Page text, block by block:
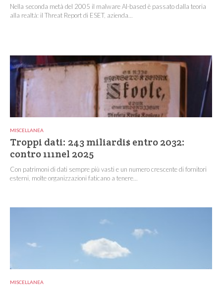
Nella seconda metà del 2005 il malware AI-based è passato dalla teoria
alla realtà: il Threat Report di ESET, azienda...
MISCELLANEA
Troppi dati: 243 miliardi$ entro 2032:
contro 111nel 2025
Con patrimoni di dati sempre più vasti e un numero crescente di fornitori
esterni, molte organizzazioni faticano a tenere...
MISCELLANEA